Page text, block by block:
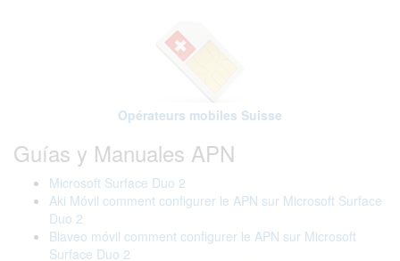
Opérateurs mobiles Suisse
Guías y Manuales APN
Microsoft Surface Duo 2
Aki Móvil comment configurer le APN sur Microsoft Surface
Duo 2
Blaveo móvil comment configurer le APN sur Microsoft
Surface Duo 2